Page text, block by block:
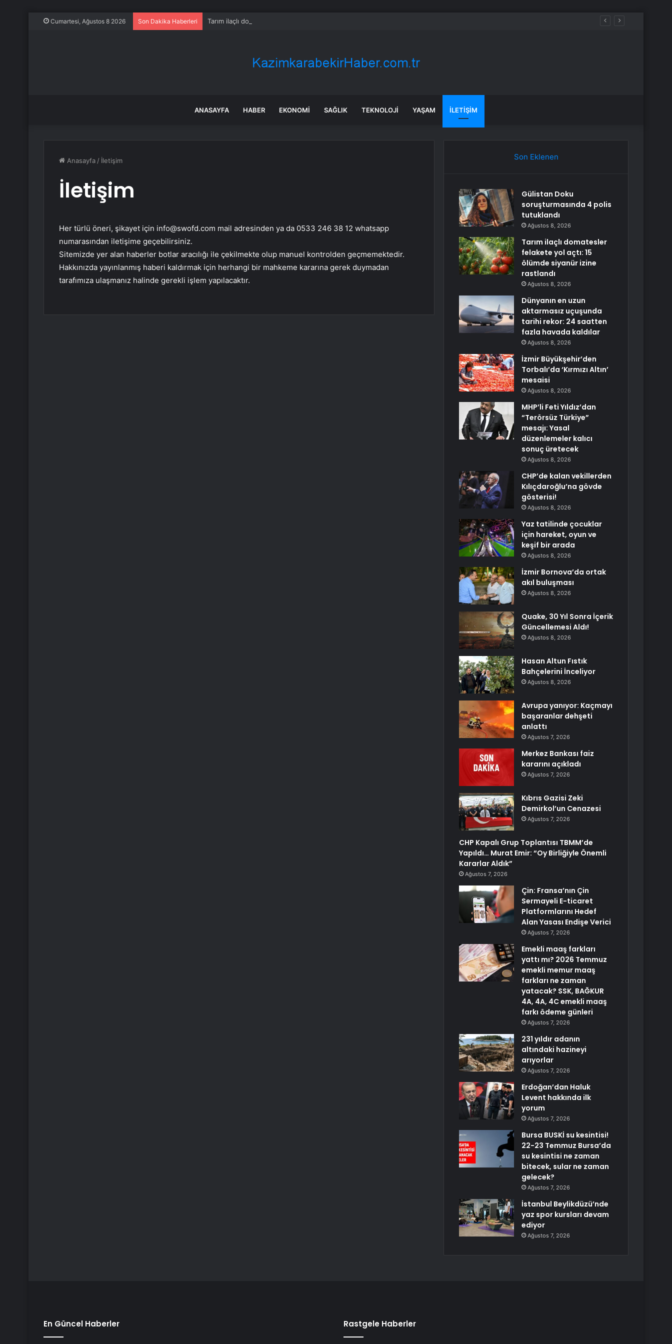
Cumartesi, Ağustos 8 2026 Son Dakika Haberleri Tarım ilaçlı domatesler felakete yol açtı: 15 ölümde siyanür izine rastlandı
ANASAYFA HABER EKONOMI SAĞLIK TEKNOLOJI YAŞAM İLETIŞIM
Anasayfa / İletişim
İletişim
Her türlü öneri, şikayet için info@swofd.com mail adresinden ya da 0533 246 38 12 whatsapp
numarasından iletişime geçebilirsiniz.
Sitemizde yer alan haberler botlar aracılığı ile çekilmekte olup manuel kontrolden geçmemektedir.
Hakkınızda yayınlanmış haberi kaldırmak için herhangi bir mahkeme kararına gerek duymadan
tarafımıza ulaşmanız halinde gerekli işlem yapılacaktır.
Son Eklenen
Gülistan Doku
soruşturmasında 4 polis
tutuklandı
Ağustos 8, 2026
Tarım ilaçlı domatesler
felakete yol açtı: 15
ölümde siyanür izine
rastlandı
Ağustos 8, 2026
Dünyanın en uzun
aktarmasız uçuşunda
tarihi rekor: 24 saatten
fazla havada kaldılar
Ağustos 8, 2026
İzmir Büyükşehir’den
Torbalı’da ‘Kırmızı Altın’
mesaisi
Ağustos 8, 2026
MHP’li Feti Yıldız’dan
“Terörsüz Türkiye”
mesajı: Yasal
düzenlemeler kalıcı
sonuç üretecek
Ağustos 8, 2026
CHP’de kalan vekillerden
Kılıçdaroğlu’na gövde
gösterisi!
Ağustos 8, 2026
Yaz tatilinde çocuklar
için hareket, oyun ve
keşif bir arada
Ağustos 8, 2026
İzmir Bornova’da ortak
akıl buluşması
Ağustos 8, 2026
Quake, 30 Yıl Sonra İçerik
Güncellemesi Aldı!
Ağustos 8, 2026
Hasan Altun Fıstık
Bahçelerini İnceliyor
Ağustos 8, 2026
Avrupa yanıyor: Kaçmayı
başaranlar dehşeti
anlattı
Ağustos 7, 2026
Merkez Bankası faiz
kararını açıkladı
Ağustos 7, 2026
Kıbrıs Gazisi Zeki
Demirkol’un Cenazesi
Ağustos 7, 2026
CHP Kapalı Grup Toplantısı TBMM’de
Yapıldı… Murat Emir: “Oy Birliğiyle Önemli
Kararlar Aldık”
Ağustos 7, 2026
Çin: Fransa’nın Çin
Sermayeli E-ticaret
Platformlarını Hedef
Alan Yasası Endişe Verici
Ağustos 7, 2026
Emekli maaş farkları
yattı mı? 2026 Temmuz
emekli memur maaş
farkları ne zaman
yatacak? SSK, BAĞKUR
4A, 4A, 4C emekli maaş
farkı ödeme günleri
Ağustos 7, 2026
231 yıldır adanın
altındaki hazineyi
arıyorlar
Ağustos 7, 2026
Erdoğan’dan Haluk
Levent hakkında ilk
yorum
Ağustos 7, 2026
Bursa BUSKİ su kesintisi!
22-23 Temmuz Bursa’da
su kesintisi ne zaman
bitecek, sular ne zaman
gelecek?
Ağustos 7, 2026
İstanbul Beylikdüzü’nde
yaz spor kursları devam
ediyor
Ağustos 7, 2026
En Güncel Haberler Rastgele Haberler